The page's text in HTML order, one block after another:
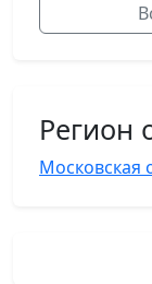
Регион
Московская